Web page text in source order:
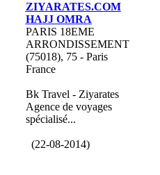
ZIYARATES.COM
HAJJ OMRA
PARIS 18EME
ARRONDISSEMENT
(75018), 75 - Paris
France
Bk Travel - Ziyarates
Agence de voyages
spécialisé...
(22-08-2014)